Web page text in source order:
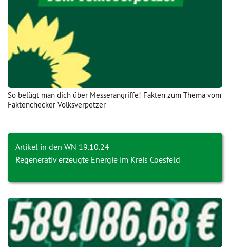
So belügt man dich über Messerangriffe! Fakten zum Thema vom
Faktenchecker Volksverpetzer
Artikel in den WN 19.10.24
Regenerativ erzeugte Energie im Kreis Coesfeld